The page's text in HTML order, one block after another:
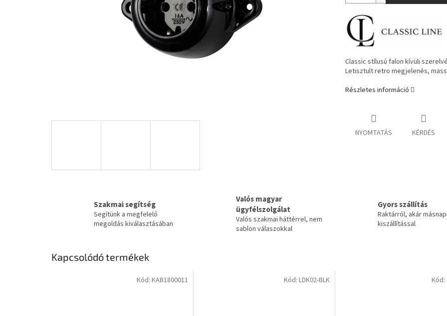
Classic stílusú falon kívüli
Letisztult retro megjelenés,
Részletes információ
NYOMTATÁS KÉRDÉS
Szakmai segítség
Segítünk a megfelelő
megoldás kiválasztásában
Valós magyar
ügyfélszolgálat
Valós szakmai háttérrel, nem
sablon válaszokkal
Gyors szállítás
Raktárról, akár másnapi
kiszállítással
Kapcsolódó termékek
Kód: KAB1800011 Kód: LDK02-BLK Kód: